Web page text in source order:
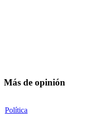
Más de opinión
Política